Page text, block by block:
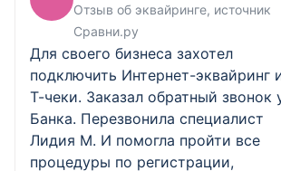
Отзыв об эквайринге, источник
Сравни.ру
Для своего бизнеса захотел
подключить Интернет-эквайринг
Т-чеки. Заказал обратный звонок
Банка. Перезвонила специалист
Лидия М. И помогла пройти все
процедуры по регистрации,